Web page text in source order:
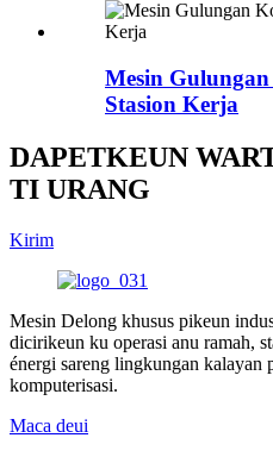
Mesin
Stasion Kerja
DAPETKEUN
TI URANG
Kirim
Mesin Delong khusus pikeun
dicirikeun ku operasi anu ramah,
énergi sareng lingkungan kalayan
komputerisasi.
Maca deui